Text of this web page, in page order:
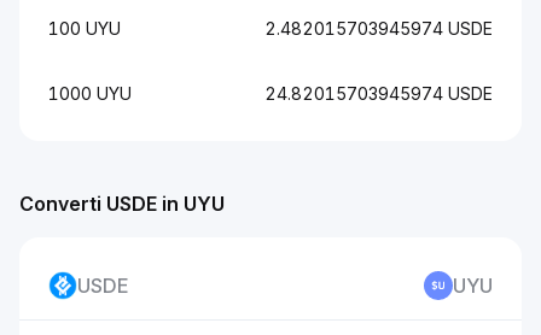
Converti USDE in UYU
USDE UYU
100 UYU 2.482015703945974 USDE
1000 UYU 24.82015703945974 USDE